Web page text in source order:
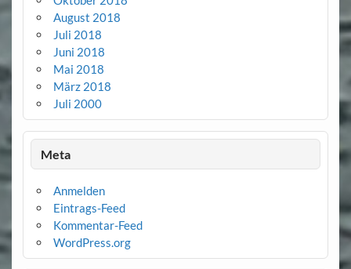
August 2018
Juli 2018
Juni 2018
Mai 2018
März 2018
Juli 2000
Meta
Anmelden
Eintrags-Feed
Kommentar-Feed
WordPress.org